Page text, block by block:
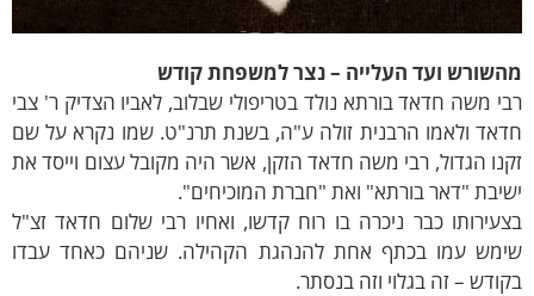
ועד העלייה – נצר למשפחת קודש
משה חדאד בורתא נולד בטריפולי שבלוב, לאביו הצדיק ר' צבי
ולאמו הרבנית זולה ע"ה, בשנת תרנ"ט. שמו נקרא על שם
הגדול, רבי משה חדאד הזקן, אשר היה מקובל עצום וייסד את
"דאר בורתא" ואת "חברת המוכיחים".
כבר ניכרה בו רוח קדשו, ואחיו רבי שלום חדאד זצ"ל
עמו בכתף אחת להנהגת הקהילה. שניהם כאחד עבדו
– זה בגלוי וזה בנסתר.